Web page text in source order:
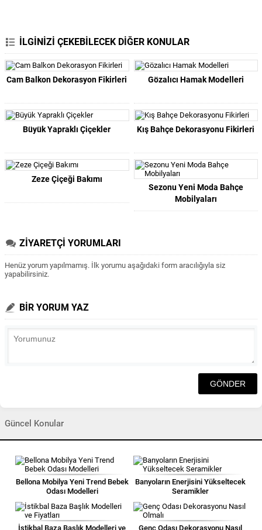
İLGİNİZİ ÇEKEBİLECEK DİĞER KONULAR
Cam Balkon Dekorasyon Fikirleri Gözalıcı Hamak Modelleri
Büyük Yapraklı Çiçekler Kış Bahçe Dekorasyonu Fikirleri
Zeze Çiçeği Bakımı
Sezonu Yeni Moda Bahçe
Mobilyaları
ZİYARETÇİ YORUMLARI
Henüz yorum yapılmamış. İlk yorumu aşağıdaki form aracılığıyla siz
yapabilirsiniz.
BİR YORUM YAZ
Güncel Konular
Bellona Mobilya Yeni Trend Bebek
Odası Modelleri
Banyoların Enerjisini Yükseltecek
Seramikler
İstikbal Baza Başlık Modelleri ve
Genç Odası Dekorasyonu Nasıl